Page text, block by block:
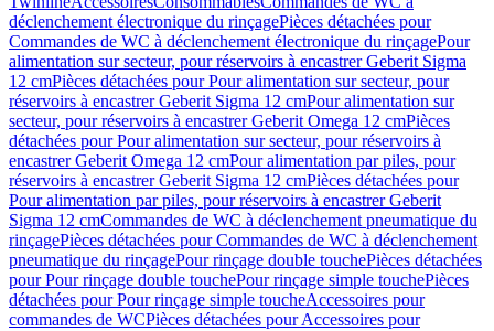
déclenchement électronique du rinçagePièces détachées pour
Commandes de WC à déclenchement électronique du rinçagePour
alimentation sur secteur, pour réservoirs à encastrer Geberit Sigma
12 cmPièces détachées pour Pour alimentation sur secteur, pour
réservoirs à encastrer Geberit Sigma 12 cmPour alimentation sur
secteur, pour réservoirs à encastrer Geberit Omega 12 cmPièces
détachées pour Pour alimentation sur secteur, pour réservoirs à
encastrer Geberit Omega 12 cmPour alimentation par piles, pour
réservoirs à encastrer Geberit Sigma 12 cmPièces détachées pour
Pour alimentation par piles, pour réservoirs à encastrer Geberit
Sigma 12 cmCommandes de WC à déclenchement pneumatique du
rinçagePièces détachées pour Commandes de WC à déclenchement
pneumatique du rinçagePour rinçage double touchePièces détachées
pour Pour rinçage double touchePour rinçage simple touchePièces
détachées pour Pour rinçage simple toucheAccessoires pour
commandes de WCPièces détachées pour Accessoires pour